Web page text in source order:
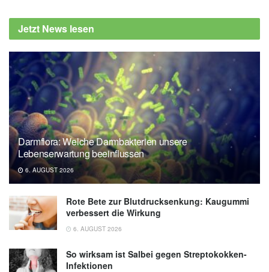
Jetzt News lesen
Darmflora: Welche Darmbakterien unsere
Lebenserwartung beeinflussen
6. AUGUST 2026
Rote Bete zur Blutdrucksenkung: Kaugummi
verbessert die Wirkung
6. AUGUST 2026
So wirksam ist Salbei gegen Streptokokken-
Infektionen